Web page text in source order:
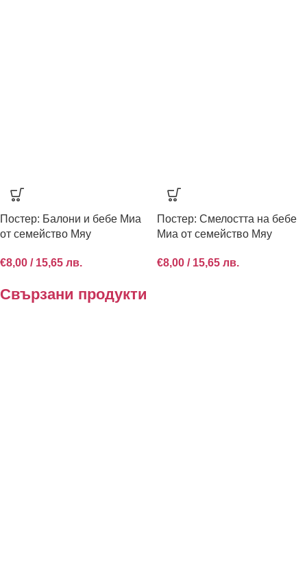
Постер: Балони и бебе Миа
от семейство Мяу
€8,00 / 15,65 лв.
Постер: Смелостта на бебе
Миа от семейство Мяу
€8,00 / 15,65 лв.
Свързани продукти